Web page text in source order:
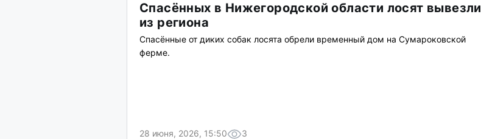
Спасённых в Нижегородской области лосят вывезли
из региона
Спасённые от диких собак лосята обрели временный дом на Сумароковской
ферме.
28 июня, 2026, 15:50 3